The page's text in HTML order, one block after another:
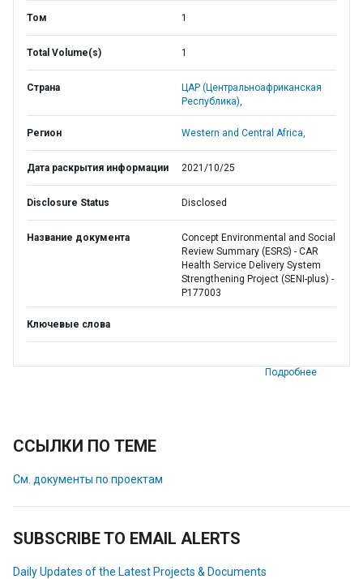
Том 1
Total Volume(s) 1
Страна
ЦАР (Центральноафриканская
Республика),
Регион Western and Central Africa,
Дата раскрытия информации 2021/10/25
Disclosure Status Disclosed
Название документа
Concept Environmental and Social
Review Summary (ESRS) - CAR
Health Service Delivery System
Strengthening Project (SENI-plus) -
P177003
Ключевые слова
Подробнее
ССЫЛКИ ПО ТЕМЕ
См. документы по проектам
SUBSCRIBE TO EMAIL ALERTS
Daily Updates of the Latest Projects & Documents